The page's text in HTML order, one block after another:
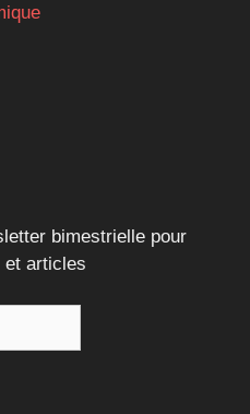
bimestrielle pour
et articles